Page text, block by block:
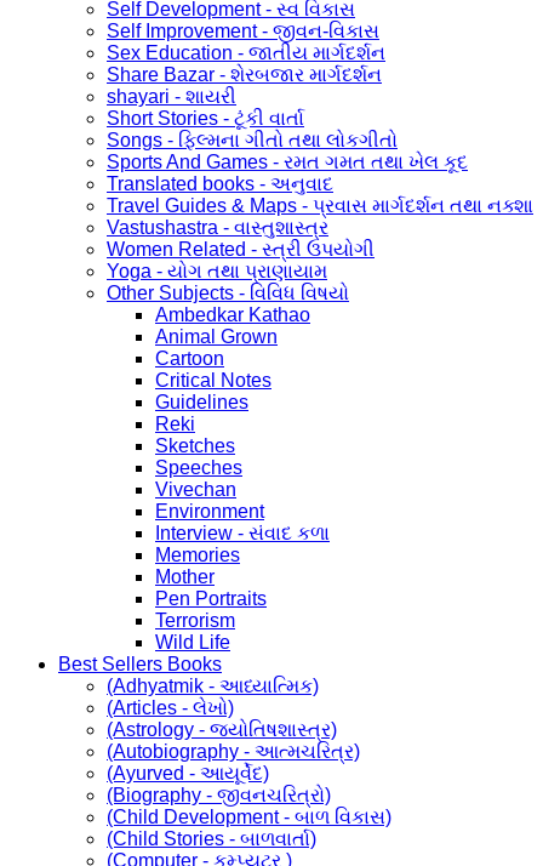
Self Development - સ્વ વિકાસ
Self Improvement - જીવન-વિકાસ
Sex Education - જાતીય માર્ગદર્શન
Share Bazar - શેરબજાર માર્ગદર્શન
shayari - શાયરી
Short Stories - ટૂંકી વાર્તા
Songs - ફિલ્મના ગીતો તથા લોકગીતો
Sports And Games - રમત ગમત તથા ખેલ કૂદ
Translated books - અનુવાદ
Travel Guides & Maps - પ્રવાસ માર્ગદર્શન તથા નક્શા
Vastushastra - વાસ્તુશાસ્ત્ર
Women Related - સ્ત્રી ઉપયોગી
Yoga - યોગ તથા પ્રાણાયામ
Other Subjects - વિવિધ વિષયો
Ambedkar Kathao
Animal Grown
Cartoon
Critical Notes
Guidelines
Reki
Sketches
Speeches
Vivechan
Environment
Interview - સંવાદ કળા
Memories
Mother
Pen Portraits
Terrorism
Wild Life
Best Sellers Books
(Adhyatmik - આધ્યાત્મિક)
(Articles - લેખો)
(Astrology - જ્યોતિષશાસ્ત્ર)
(Autobiography - આત્મચરિત્ર)
(Ayurved - આયૂર્વેદ)
(Biography - જીવનચરિત્રો)
(Child Development - બાળ વિકાસ)
(Child Stories - બાળવાર્તા)
(Computer - કમ્પ્યુટર )